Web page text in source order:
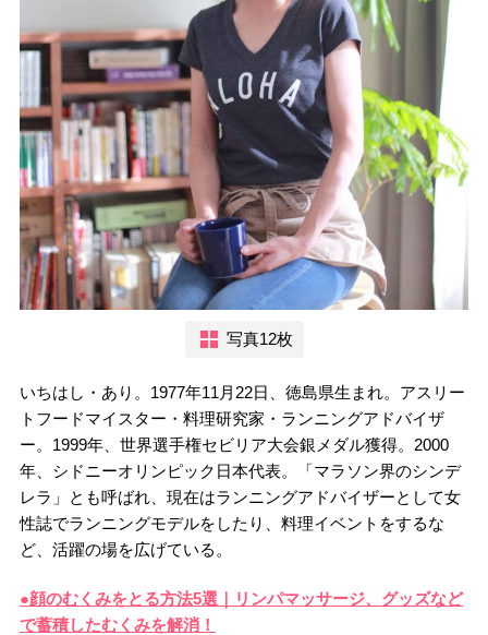
写真12枚
いちはし・あり。1977年11月22日、徳島県生まれ。アスリー
トフードマイスター・料理研究家・ランニングアドバイザ
ー。1999年、世界選手権セビリア大会銀メダル獲得。2000
年、シドニーオリンピック日本代表。「マラソン界のシンデ
レラ」とも呼ばれ、現在はランニングアドバイザーとして女
性誌でランニングモデルをしたり、料理イベントをするな
ど、活躍の場を広げている。
●顔のむくみをとる方法5選｜リンパマッサージ、グッズなど
で蓄積したむくみを解消！